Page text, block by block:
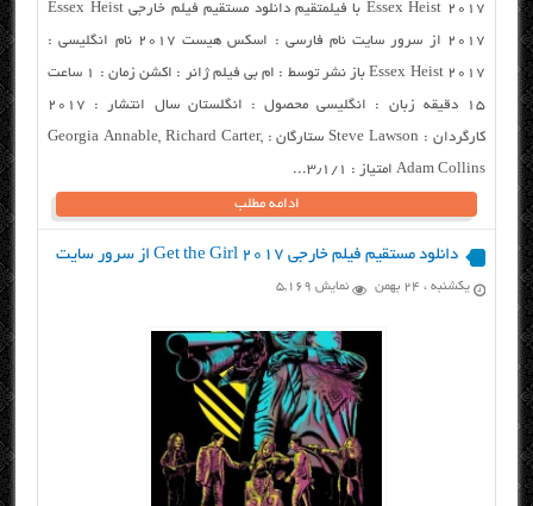
Essex Heist 2017 با فیلمتقیم دانلود مستقیم فیلم خارجی Essex Heist
2017 از سرور سایت نام فارسی : اسکس هیست ۲۰۱۷ نام انگلیسی :
Essex Heist 2017 باز نشر توسط : ام بی فیلم ژانر : اکشن زمان : ۱ ساعت
۱۵ دقیقه زبان : انگلیسی محصول : انگلستان سال انتشار : ۲۰۱۷
کارگردان : Steve Lawson ستارگان : Georgia Annable, Richard Carter,
Adam Collins امتیاز : ۳٫۱/۱...
ادامه مطلب
دانلود مستقیم فیلم خارجی Get the Girl 2017 از سرور سایت
یکشنبه ، ۲۴ بهمن نمایش 5,169